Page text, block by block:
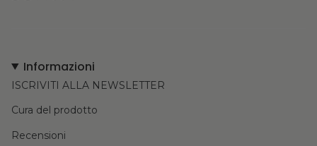
Informazioni
ISCRIVITI ALLA NEWSLETTER
Cura del prodotto
Recensioni